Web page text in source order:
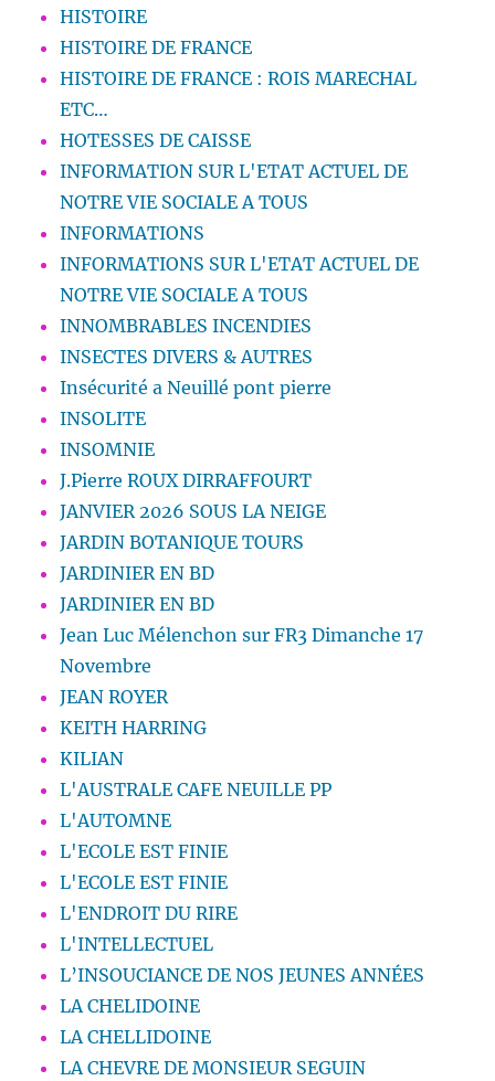
HISTOIRE
HISTOIRE DE FRANCE
HISTOIRE DE FRANCE : ROIS MARECHAL
ETC…
HOTESSES DE CAISSE
INFORMATION SUR L'ETAT ACTUEL DE
NOTRE VIE SOCIALE A TOUS
INFORMATIONS
INFORMATIONS SUR L'ETAT ACTUEL DE
NOTRE VIE SOCIALE A TOUS
INNOMBRABLES INCENDIES
INSECTES DIVERS & AUTRES
Insécurité a Neuillé pont pierre
INSOLITE
INSOMNIE
J.Pierre ROUX DIRRAFFOURT
JANVIER 2026 SOUS LA NEIGE
JARDIN BOTANIQUE TOURS
JARDINIER EN BD
JARDINIER EN BD
Jean Luc Mélenchon sur FR3 Dimanche 17
Novembre
JEAN ROYER
KEITH HARRING
KILIAN
L'AUSTRALE CAFE NEUILLE PP
L'AUTOMNE
L'ECOLE EST FINIE
L'ECOLE EST FINIE
L'ENDROIT DU RIRE
L'INTELLECTUEL
L’INSOUCIANCE DE NOS JEUNES ANNÉES
LA CHELIDOINE
LA CHELLIDOINE
LA CHEVRE DE MONSIEUR SEGUIN